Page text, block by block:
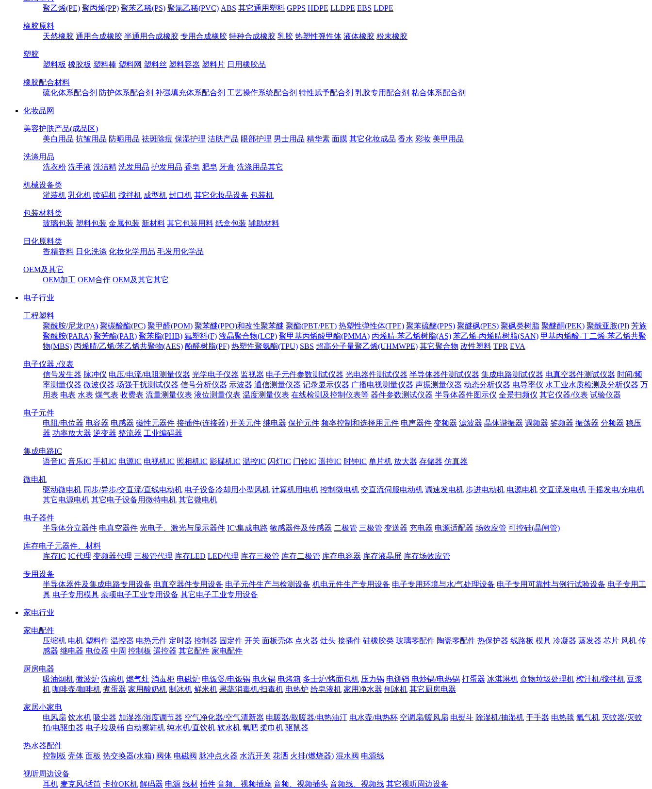
聚乙烯(PE) 聚丙烯(PP) 聚苯乙稀(PS) 聚氯乙稀(PVC) ABS 其它通用塑料 GPPS HDPE LLDPE EBS LDPE
橡胶原料
天然橡胶 通用合成橡胶 半通用合成橡胶 专用合成橡胶 特种合成橡胶 乳胶 热塑性弹性体 液体橡胶 粉末橡胶
塑胶
塑料板 橡胶板 塑料棒 塑料网 塑料丝 塑料容器 塑料片 日用橡胶品
橡胶配合材料
硫化体系配合剂 防护体系配合剂 补强填充体系配合剂 工艺操作系统配合剂 特性赋予配合剂 乳胶专用配合剂 粘合体系配合剂
化妆品网
美容护肤产品(成品区)
美白用品 抗皱用品 防晒用品 祛斑除痘 保湿护理 洁肤产品 眼部护理 男士用品 精华素 面膜 其它化妆成品 香水 彩妆 美甲用品
洗涤用品
洗衣粉 洗手液 洗洁精 洗发用品 护发用品 香皂 肥皂 牙膏 洗涤用品其它
机械设备类
灌装机 乳化机 喷码机 搅拌机 成型机 封口机 其它化妆品设备 包装机
包装材料类
玻璃包装 塑料包装 金属包装 新材料 其它包装用料 纸盒包装 辅助材料
日化原料类
香精香料 日化洗涤 化妆化学用品 毛发用化学品
OEM及其它
OEM加工 OEM合作 OEM及其它其它
电子行业
工程塑料
聚酰胺/尼龙(PA) 聚碳酸酯(PC) 聚甲醛(POM) 聚苯醚(PPO)和改性聚苯醚 聚酯(PBT/PET) 热塑性弹性体(TPE) 聚苯硫醚(PPS) 聚醚砜(PES) 聚砜类树脂 聚醚酮(PEK) 聚酰亚胺(PI) 芳族
聚酰胺(PARA) 聚芳酯(PAR) 聚苯脂(PHB) 氟塑料(F) 液晶聚合物(LCP) 聚甲基丙烯酸甲酯(PMMA) 丙烯腈-苯乙烯树脂(AS) 苯乙烯-丙烯腈树脂(SAN) 甲基丙烯酸-丁二烯-苯乙烯共聚
物(MBS) 丙烯腈/乙烯/苯乙烯共聚物(AES) 酚醛树脂(PF) 热塑性聚氨酯(TPU) SBS 超高分子量聚乙烯(UHMWPE) 其它聚合物 改性塑料 TPR EVA
电子仪器 /仪表
信号发生器 脉冲仪 电压/电流/电阻测量仪器 光学电子仪器 监视器 电子元件参数测试仪器 光电器件测试仪器 半导体器件测试仪器 集成电路测试仪器 电真空器件测试仪器 时间/频
率测量仪器 微波仪器 场强干扰测试仪器 信号分析仪器 示波器 通信测量仪器 记录显示仪器 广播电视测量仪器 声振测量仪器 动态分析仪器 电导率仪 水工业水质检测及分析仪器 万
用表 电表 水表 煤气表 收费表 流量测量仪表 液位测量仪表 温度测量仪表 在线检测及控制仪表等 器件参数测试仪器 半导体器件图示仪 全景扫频仪 其它仪器/仪表 试验仪器
电子元件
电阻/电位器 电容器 电感器 磁性元器件 接插件(连接器) 开关元件 继电器 保护元件 频率控制和选择用元件 电声器件 变频器 滤波器 晶体谐振器 调频器 鉴频器 振荡器 分频器 稳压
器 功率放大器 逆变器 整流器 工业编码器
集成电路IC
语音IC 音乐IC 手机IC 电源IC 电视机IC 照相机IC 影碟机IC 温控IC 闪灯IC 门铃IC 遥控IC 时钟IC 单片机 放大器 存储器 仿真器
微电机
驱动微电机 同步/异步/交直流/直线电动机 电子设备冷却用小型风机 计算机用电机 控制微电机 交直流伺服电动机 调速发电机 步进电动机 电源电机 交直流发电机 手摇发电/充电机
其它电源电机 其它电子设备用微特电机 其它微电机
电子器件
半导体分立器件 电真空器件 光电子、激光与显示器件 IC\集成电路 敏感器件及传感器 二极管 三极管 变送器 充电器 电源适配器 场效应管 可控硅(晶闸管)
库存电子元器件、材料
库存IC IC代理 变频器代理 三极管代理 库存LED LED代理 库存三极管 库存二极管 库存电容器 库存液晶屏 库存场效应管
专用设备
半导体器件及集成电路专用设备 电真空器件专用设备 电子元件生产与检测设备 机电元件生产专用设备 电子专用环境与水/气处理设备 电子专用可靠性与例行试验设备 电子专用工
具 电子专用模具 杂项电子工业专用设备 其它电子工业专用设备
家电行业
家电配件
压缩机 电机 塑料件 温控器 电热元件 定时器 控制器 固定件 开关 面板壳体 点火器 灶头 接插件 硅橡胶类 玻璃零配件 陶瓷零配件 热保护器 线路板 模具 冷凝器 蒸发器 芯片 风机 传
感器 继电器 电位器 中周 控制板 遥控器 其它配件 家电配件
厨房电器
吸油烟机 微波炉 洗碗机 燃气灶 消毒柜 电磁炉 电饭煲/电饭锅 电火锅 电烤箱 多士炉/烤面包机 压力锅 电饼铛 电炒锅/电热锅 打蛋器 冰淇淋机 食物垃圾处理机 榨汁机/搅拌机 豆浆
机 咖啡壶/咖啡机 煮蛋器 家用酸奶机 制冰机 鲜米机 果蔬消毒机/扫毒机 电热炉 给皂液机 家用净水器 刨冰机 其它厨房电器
家居小家电
电风扇 饮水机 吸尘器 加湿器/湿度调节器 空气净化器/空气清新器 电暖器/取暖器/电热油汀 电水壶/电热杯 空调扇/暖风扇 电熨斗 除湿机/抽湿机 干手器 电热毯 氧气机 灭蚊器/灭蚊
拍/电驱虫器 电子垃圾桶 自动擦鞋机 纯水机/直饮机 软水机 氧吧 柔巾机 驱鼠器
热水器配件
控制板 壳体 面板 热交换器(水箱) 阀体 电磁阀 脉冲点火器 水流开关 花洒 火排(燃烧器) 混水阀 电源线
视听周边设备
耳机 麦克风/话筒 卡拉OK机 解码器 电源 线材 插件 音频、视频插座 音频、视频插头 音频线、视频线 其它视听周边设备